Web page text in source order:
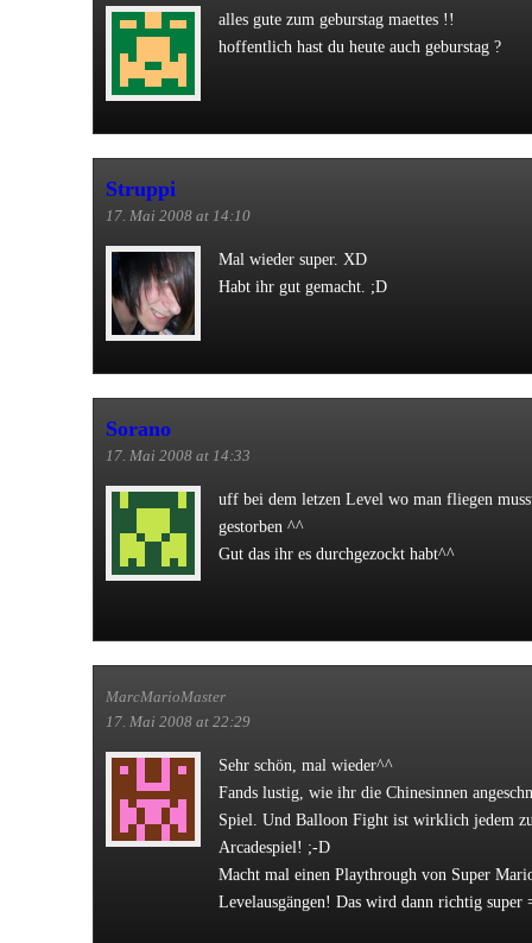
alles gute zum geburstag maettes !!
hoffentlich hast du heute auch geburstag ?
Struppi
17. Mai 2008 at 14:10
Mal wieder super. XD
Habt ihr gut gemacht. ;D
Sorano
17. Mai 2008 at 14:33
uff bei dem letzen Level wo man fliegen
gestorben ^^
Gut das ihr es durchgezockt habt^^
MarcMarioMaster
17. Mai 2008 at 22:29
Sehr schön, mal wieder^^
Fands lustig, wie ihr die Chinesinnen
Spiel. Und Balloon Fight ist wirklich jedem
Arcadespiel! ;-D
Macht mal einen Playthrough von Super
Levelausgängen! Das wird dann richtig super